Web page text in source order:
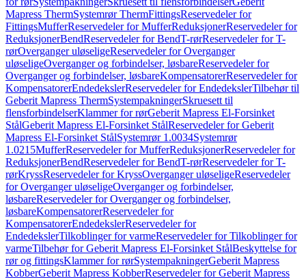
Mapress ThermSystemrør ThermFittingsReservedeler for
FittingsMufferReservedeler for MufferReduksjonerReservedeler for
ReduksjonerBendReservedeler for BendT-rørReservedeler for T-
rørOverganger uløseligeReservedeler for Overganger
uløseligeOverganger og forbindelser, løsbareReservedeler for
Overganger og forbindelser, løsbareKompensatorerReservedeler for
KompensatorerEndedekslerReservedeler for EndedekslerTilbehør til
Geberit Mapress ThermSystempakningerSkruesett til
flensforbindelserKlammer for rørGeberit Mapress El-Forsinket
StålGeberit Mapress El-Forsinket StålReservedeler for Geberit
Mapress El-Forsinket StålSystemrør 1.0034Systemrør
1.0215MufferReservedeler for MufferReduksjonerReservedeler for
ReduksjonerBendReservedeler for BendT-rørReservedeler for T-
rørKryssReservedeler for KryssOverganger uløseligeReservedeler
for Overganger uløseligeOverganger og forbindelser,
løsbareReservedeler for Overganger og forbindelser,
løsbareKompensatorerReservedeler for
KompensatorerEndedekslerReservedeler for
EndedekslerTilkoblinger for varmeReservedeler for Tilkoblinger for
varmeTilbehør for Geberit Mapress El-Forsinket StålBeskyttelse for
rør og fittingsKlammer for rørSystempakningerGeberit Mapress
KobberGeberit Mapress KobberReservedeler for Geberit Mapress